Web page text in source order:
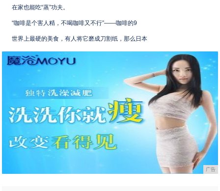
在家也能吃“蒸”功夫。
“咖啡是个害人精，不喝咖啡又不行”——咖啡的9
世界上最硬的美食，有人将它磨成刀割纸，那么日本
广告